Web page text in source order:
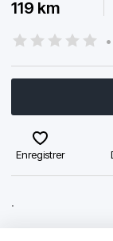
119 km
•
Enregistrer
.